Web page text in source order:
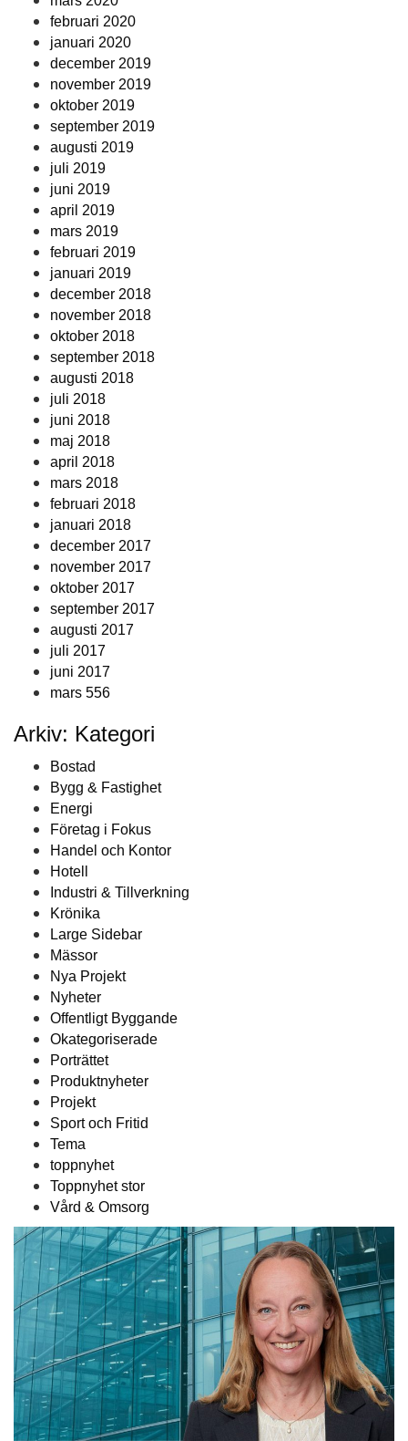
februari 2020
januari 2020
december 2019
november 2019
oktober 2019
september 2019
augusti 2019
juli 2019
juni 2019
april 2019
mars 2019
februari 2019
januari 2019
december 2018
november 2018
oktober 2018
september 2018
augusti 2018
juli 2018
juni 2018
maj 2018
april 2018
mars 2018
februari 2018
januari 2018
december 2017
november 2017
oktober 2017
september 2017
augusti 2017
juli 2017
juni 2017
mars 556
Arkiv: Kategori
Bostad
Bygg & Fastighet
Energi
Företag i Fokus
Handel och Kontor
Hotell
Industri & Tillverkning
Krönika
Large Sidebar
Mässor
Nya Projekt
Nyheter
Offentligt Byggande
Okategoriserade
Porträttet
Produktnyheter
Projekt
Sport och Fritid
Tema
toppnyhet
Toppnyhet stor
Vård & Omsorg